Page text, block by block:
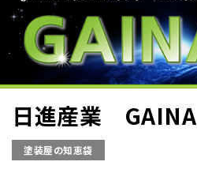
日進産業 GAINA
塗装屋の知恵袋